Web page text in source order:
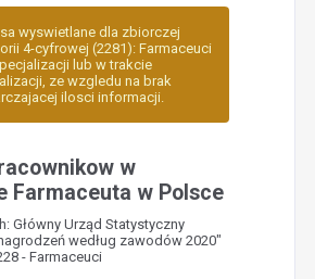
wyswietlane dla zbiorczej
4-cyfrowej (2281): Farmaceuci
lub w trakcie
ze wzgledu na brak
ilosci informacji.
w
Farmaceuta w Polsce
Główny Urząd Statystyczny
według zawodów 2020"
- Farmaceuci